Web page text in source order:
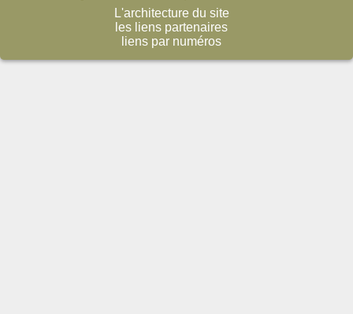
L'architecture du site
les liens partenaires
liens par numéros